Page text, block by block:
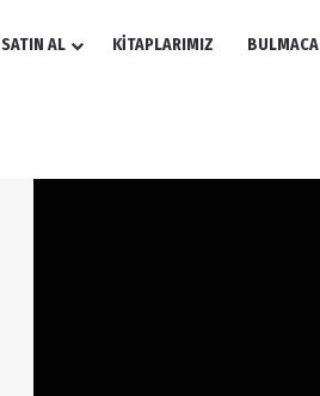
SATIN AL KİTAPLARIMIZ BULMACA